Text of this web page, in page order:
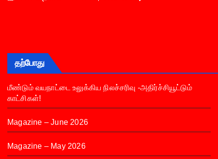
தற்போது
மீண்டும் வயநாட்டை உலுக்கிய நிலச்சரிவு -அதிர்ச்சியூட்டும்
காட்சிகள்!
Magazine – June 2026
Magazine – May 2026